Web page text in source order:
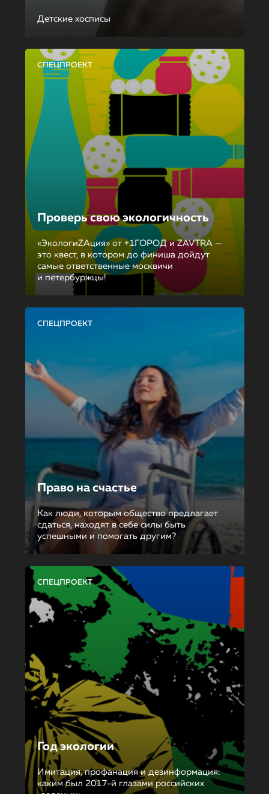
Детские хосписы
СПЕЦПРОЕКТ
Проверь свою экологичность
«ЭкологиZAция» от +1ГОРОД и ZAVTRA —
это квест, в котором до финиша дойдут
самые ответственные москвичи
и петербуржцы!
СПЕЦПРОЕКТ
Право на счастье
Как люди, которым общество предлагает
сдаться, находят в себе силы быть
успешными и помогать другим?
СПЕЦПРОЕКТ
Год экологии
Имитация, профанация и дезинформация:
каким был 2017-й глазами российских